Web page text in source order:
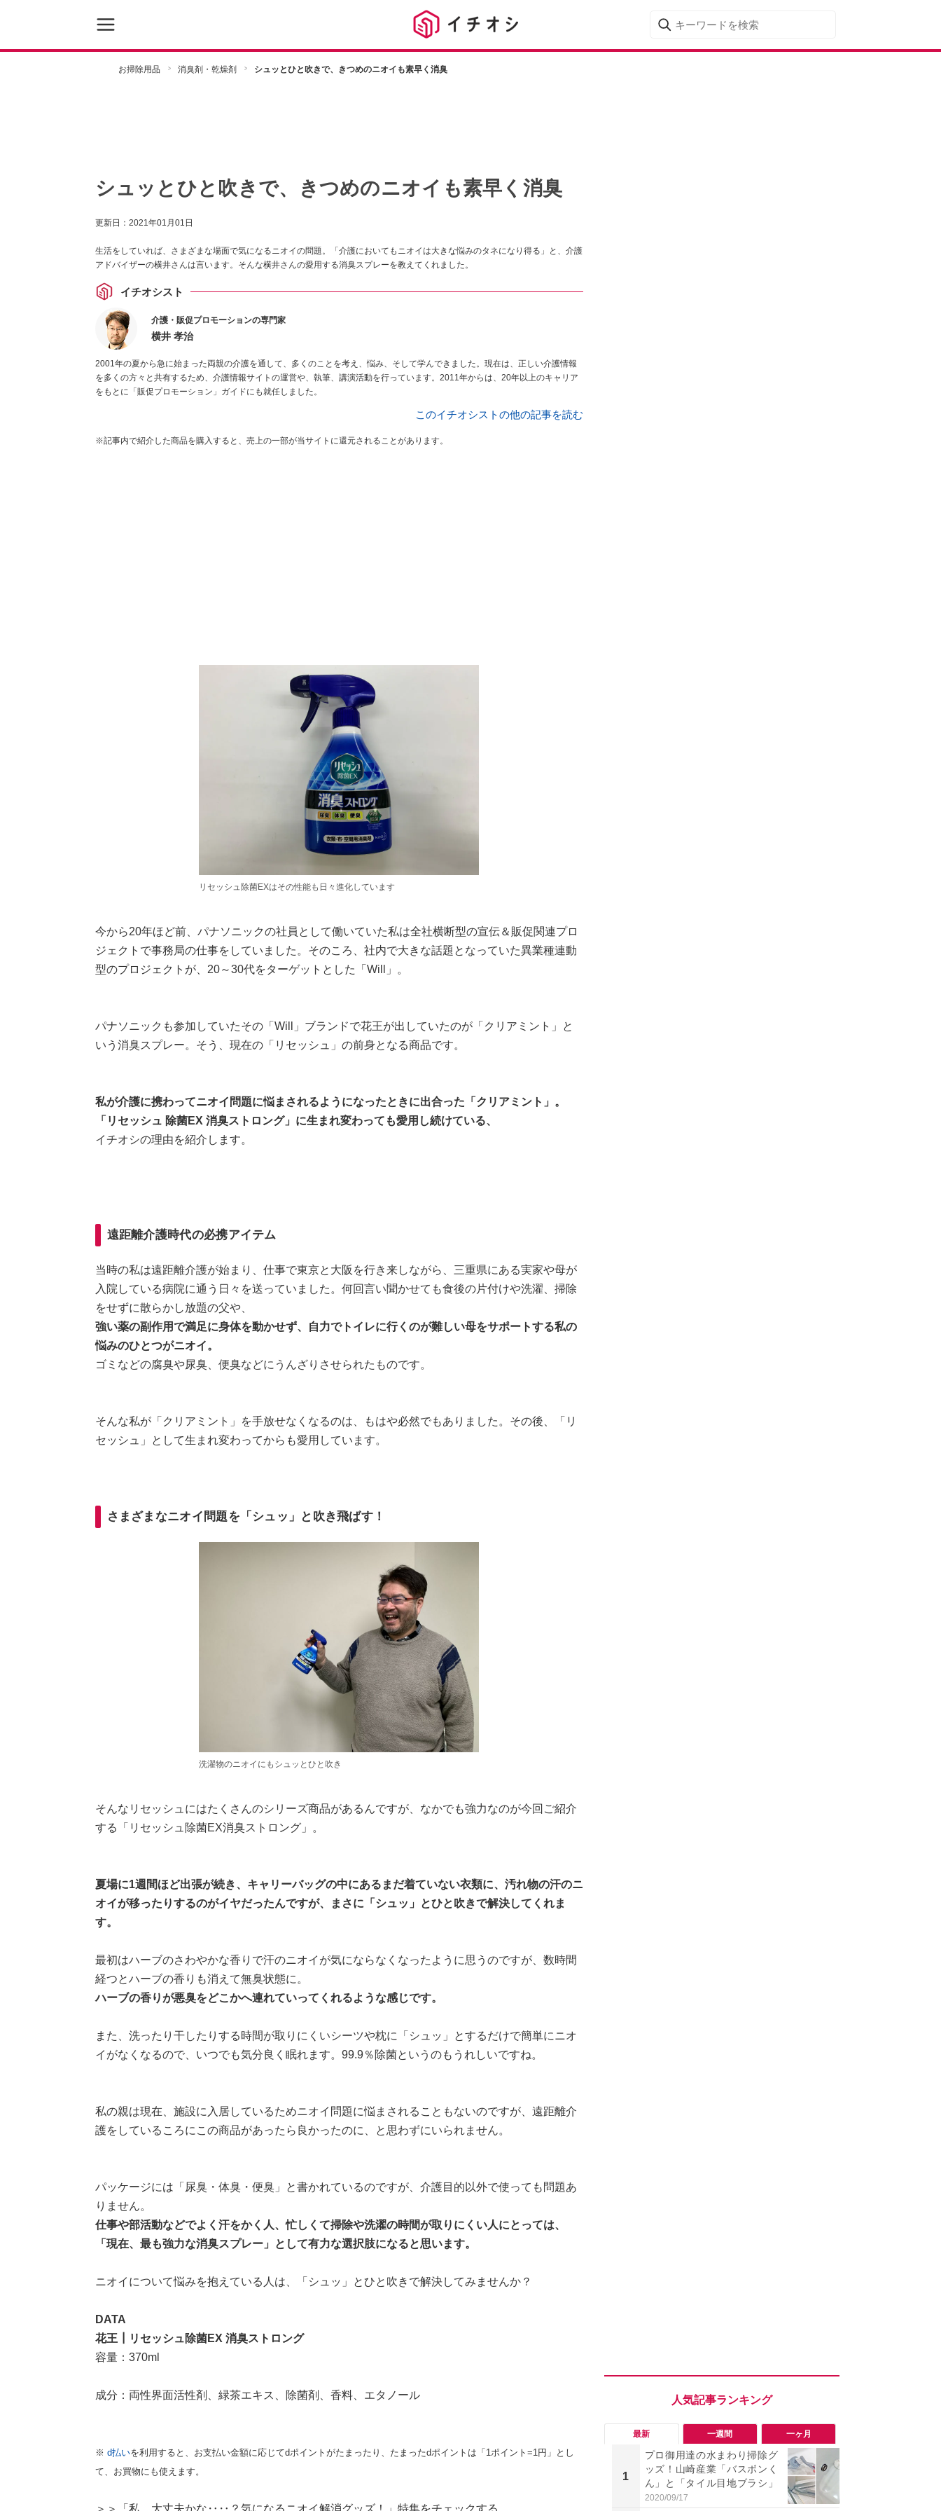
お掃除用品 消臭剤・乾燥剤 シュッとひと吹きで、きつめのニオイも素早く消臭
シュッとひと吹きで、きつめのニオイも素早く消臭
更新日： 2021年01月01日
生活をしていれば、さまざまな場面で気になるニオイの問題。「介護においてもニオイは大きな悩みのタネになり得る」と、介護
アドバイザーの横井さんは言います。そんな横井さんの愛用する消臭スプレーを教えてくれました。
イチオシスト
介護・販促プロモーションの専門家
横井 孝治
2001年の夏から急に始まった両親の介護を通して、多くのことを考え、悩み、そして学んできました。現在は、正しい介護情報
を多くの方々と共有するため、介護情報サイトの運営や、執筆、講演活動を行っています。2011年からは、20年以上のキャリア
をもとに「販促プロモーション」ガイドにも就任しました。
このイチオシストの他の記事を読む
※記事内で紹介した商品を購入すると、売上の一部が当サイトに還元されることがあります。
リセッシュ除菌EXはその性能も日々進化しています
今から20年ほど前、パナソニックの社員として働いていた私は全社横断型の宣伝＆販促関連プロ
ジェクトで事務局の仕事をしていました。そのころ、社内で大きな話題となっていた異業種連動
型のプロジェクトが、20～30代をターゲットとした「Will」。
パナソニックも参加していたその「Will」ブランドで花王が出していたのが「クリアミント」と
いう消臭スプレー。そう、現在の「リセッシュ」の前身となる商品です。
私が介護に携わってニオイ問題に悩まされるようになったときに出合った「クリアミント」。
「リセッシュ 除菌EX 消臭ストロング」に生まれ変わっても愛用し続けている、
イチオシの理由を紹介します。
遠距離介護時代の必携アイテム
当時の私は遠距離介護が始まり、仕事で東京と大阪を行き来しながら、三重県にある実家や母が
入院している病院に通う日々を送っていました。何回言い聞かせても食後の片付けや洗濯、掃除
をせずに散らかし放題の父や、
強い薬の副作用で満足に身体を動かせず、自力でトイレに行くのが難しい母をサポートする私の
悩みのひとつがニオイ。
ゴミなどの腐臭や尿臭、便臭などにうんざりさせられたものです。
そんな私が「クリアミント」を手放せなくなるのは、もはや必然でもありました。その後、「リ
セッシュ」として生まれ変わってからも愛用しています。
さまざまなニオイ問題を「シュッ」と吹き飛ばす！
洗濯物のニオイにもシュッとひと吹き
そんなリセッシュにはたくさんのシリーズ商品があるんですが、なかでも強力なのが今回ご紹介
する「リセッシュ除菌EX消臭ストロング」。
夏場に1週間ほど出張が続き、キャリーバッグの中にあるまだ着ていない衣類に、汚れ物の汗のニ
オイが移ったりするのがイヤだったんですが、まさに「シュッ」とひと吹きで解決してくれま
す。
最初はハーブのさわやかな香りで汗のニオイが気にならなくなったように思うのですが、数時間
経つとハーブの香りも消えて無臭状態に。
ハーブの香りが悪臭をどこかへ連れていってくれるような感じです。
また、洗ったり干したりする時間が取りにくいシーツや枕に「シュッ」とするだけで簡単にニオ
イがなくなるので、いつでも気分良く眠れます。99.9％除菌というのもうれしいですね。
私の親は現在、施設に入居しているためニオイ問題に悩まされることもないのですが、遠距離介
護をしているころにこの商品があったら良かったのに、と思わずにいられません。
パッケージには「尿臭・体臭・便臭」と書かれているのですが、介護目的以外で使っても問題あ
りません。
仕事や部活動などでよく汗をかく人、忙しくて掃除や洗濯の時間が取りにくい人にとっては、
「現在、最も強力な消臭スプレー」として有力な選択肢になると思います。
ニオイについて悩みを抱えている人は、「シュッ」とひと吹きで解決してみませんか？
DATA
花王┃リセッシュ除菌EX 消臭ストロング
容量：370ml
成分：両性界面活性剤、緑茶エキス、除菌剤、香料、エタノール
※ d払いを利用すると、お支払い金額に応じてdポイントがたまったり、たまったdポイントは「1ポイント=1円」とし
て、お買物にも使えます。
＞＞「私、大丈夫かな‥‥？気になるニオイ解消グッズ！」特集をチェックする
最新 一週間 一ヶ月
1
プロ御用達の水まわり掃除グ
ッズ！山崎産業「バスボンく
ん」と「タイル目地ブラシ」
2020/09/17